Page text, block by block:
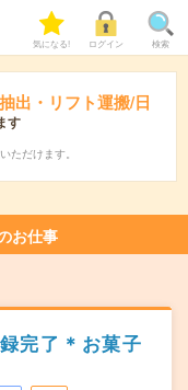
気になる! ログイン 検索
出・リフト運搬/日
す
ただけます。
お仕事
完了＊お菓子